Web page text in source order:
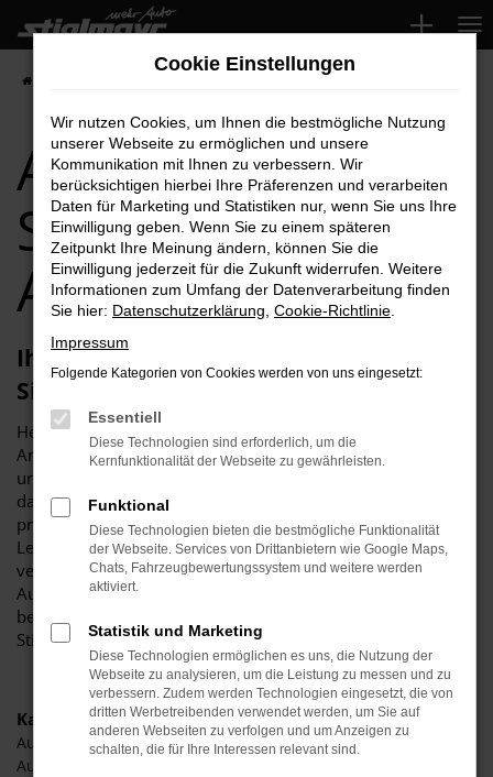
Zum
Hauptinhalt
springen
Audi A1 für
Schwabach Top-
Angebote
Ihren Audi A1 für Schwabach erhalten
Sie im Autohaus Stiglmayr
Herzlich willkommen bei Autohaus Stiglmayr – Ihre erste
Anlaufstelle für exzellente Audi A1 Fahrzeuge für Schwabach
und Umgebung! Unser renommiertes Autohaus ist stolz
darauf, Ihnen eine herausragende Auswahl an Audi A1 zu
präsentieren, die höchste Standards in Sachen Qualität und
Leistung erfüllen. Wir sind seit Jahren Ihr
vertrauenswürdiger Partner, wenn es um erstklassige
Automobile geht. Erfahren Sie mehr über unsere
beeindruckende Audi A1 Flotte und warum Autohaus
Stiglmayr die bevorzugte Adresse für Audi A1 Liebhaber ist.
Kategorie
Audi A1 Schwabach
Audi A1 Gebrauchtwagen Schwabach
Cookie Einstellungen
Wir nutzen Cookies, um Ihnen die bestmögliche Nutzung
unserer Webseite zu ermöglichen und unsere
Kommunikation mit Ihnen zu verbessern. Wir
berücksichtigen hierbei Ihre Präferenzen und verarbeiten
Daten für Marketing und Statistiken nur, wenn Sie uns Ihre
Einwilligung geben. Wenn Sie zu einem späteren
Zeitpunkt Ihre Meinung ändern, können Sie die
Einwilligung jederzeit für die Zukunft widerrufen. Weitere
Informationen zum Umfang der Datenverarbeitung finden
Sie hier: Datenschutzerklärung Cookie-Richtlinie
Impressum
Folgende Kategorien von Cookies werden von uns eingesetzt:
Essentiell
Diese Technologien sind erforderlich, um die
Kernfunktionalität der Webseite zu gewährleisten.
Funktional
Diese Technologien bieten die bestmögliche Funktionalität
der Webseite. Services von Drittanbietern wie Google Maps,
Chats, Fahrzeugbewertungssystem und weitere werden
aktiviert.
Statistik und Marketing
Diese Technologien ermöglichen es uns, die Nutzung der
Webseite zu analysieren, um die Leistung zu messen und zu
verbessern. Zudem werden Technologien eingesetzt, die von
dritten Werbetreibenden verwendet werden, um Sie auf
anderen Webseiten zu verfolgen und um Anzeigen zu
schalten, die für Ihre Interessen relevant sind.